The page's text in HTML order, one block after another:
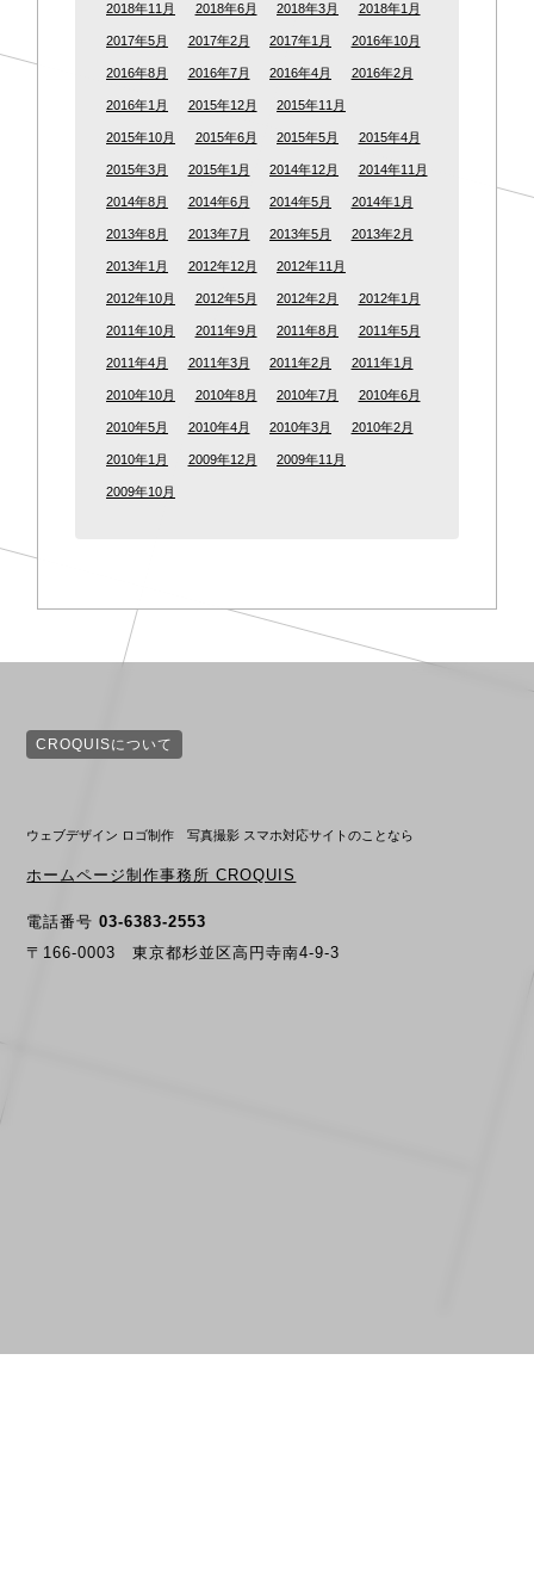
2018年11月 2018年6月 2018年3月 2018年1月
2017年5月 2017年2月 2017年1月 2016年10月
2016年8月 2016年7月 2016年4月 2016年2月
2016年1月 2015年12月 2015年11月
2015年10月 2015年6月 2015年5月 2015年4月
2015年3月 2015年1月 2014年12月 2014年11月
2014年8月 2014年6月 2014年5月 2014年1月
2013年8月 2013年7月 2013年5月 2013年2月
2013年1月 2012年12月 2012年11月
2012年10月 2012年5月 2012年2月 2012年1月
2011年10月 2011年9月 2011年8月 2011年5月
2011年4月 2011年3月 2011年2月 2011年1月
2010年10月 2010年8月 2010年7月 2010年6月
2010年5月 2010年4月 2010年3月 2010年2月
2010年1月 2009年12月 2009年11月
2009年10月
CROQUISについて
ウェブデザイン ロゴ制作 写真撮影 スマホ対応サイトのことなら
ホームページ制作事務所 CROQUIS
電話番号03-6383-2553
〒166-0003 東京都杉並区高円寺南4-9-3